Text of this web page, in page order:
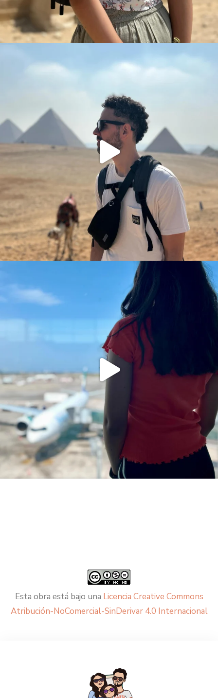
Esta obra está bajo una Licencia Creative Commons
Atribución-NoComercial-SinDerivar 4.0 Internacional